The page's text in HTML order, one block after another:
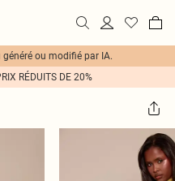
ou modifié par IA.
RÉDUITS DE 20%